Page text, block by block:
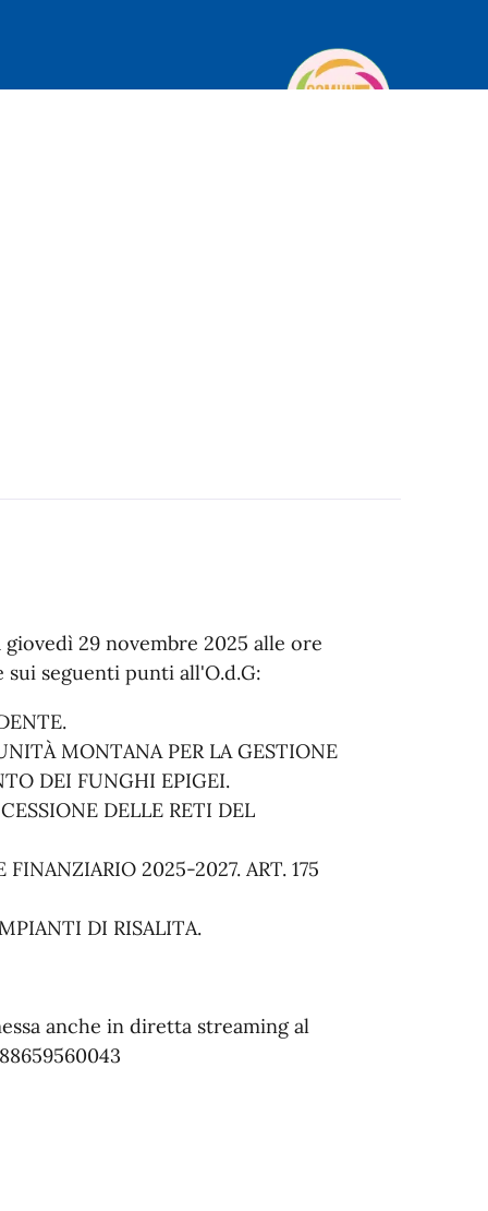
29 novembre 2025 alle ore
sui seguenti punti all'O.d.G:
MONTANA PER LA GESTIONE
DEI FUNGHI EPIGEI.
DELLE RETI DEL
2025-2027. ART. 175
DI RISALITA.
anche in diretta streaming al